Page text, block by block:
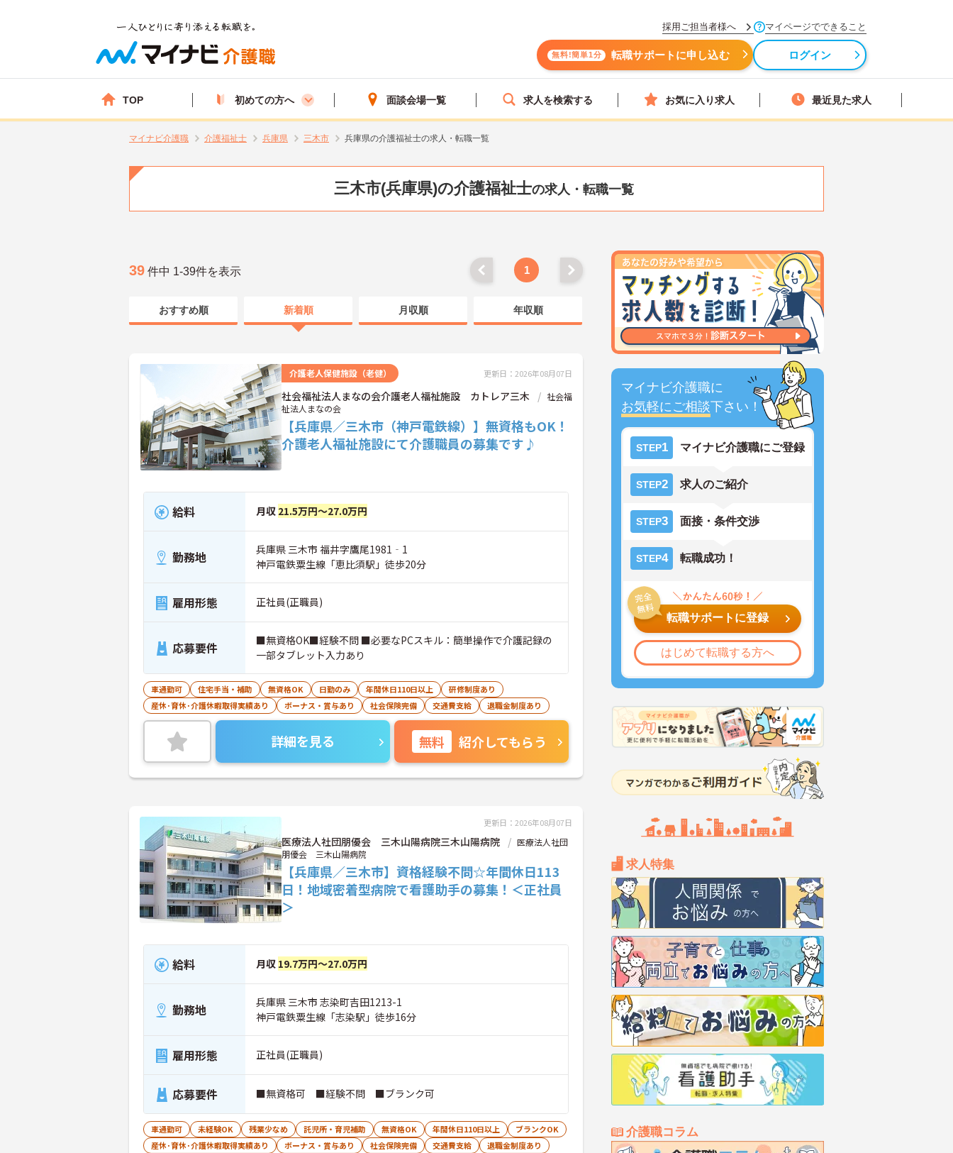
採用ご担当者様へ マイページでできること
無料!簡単1分 転職サポートに申し込む ログイン
TOP 初めての方へ 面談会場一覧 求人を検索する お気に入り求人 最近見た求人
マイナビ介護職 介護福祉士 兵庫県 三木市 兵庫県の介護福祉士の求人・転職一覧
三木市(兵庫県)の介護福祉士の求人・転職一覧
マイナビ介護職に
お気軽にご相談下さい！
STEP1 マイナビ介護職にご登録
STEP2 求人のご紹介
STEP3 面接・条件交渉
STEP4 転職成功！
転職サポートに登録
はじめて転職する方へ
求人特集
介護職コラム
39 件中 1-39件を表示 1
おすすめ順 新着順 月収順 年収順
介護老人保健施設（老健） 更新日：2026年08月07日
社会福祉法人まなの会介護老人福祉施設 カトレア三木
社会福
祉法人まなの会
【兵庫県／三木市（神戸電鉄線）】無資格もOK！
介護老人福祉施設にて介護職員の募集です♪
給料 月収 21.5万円～27.0万円
勤務地
兵庫県 三木市 福井字鷹尾1981‐1
神戸電鉄粟生線「恵比須駅」徒歩20分
雇用形態 正社員(正職員)
応募要件
■無資格OK■経験不問 ■必要なPCスキル：簡単操作で介護記録の
一部タブレット入力あり
車通勤可 住宅手当・補助 無資格OK 日勤のみ 年間休日110日以上
研修制度あり
産休･育休･介護休暇取得実績あり
ボーナス・賞与あり 社会保険完備 交通費支給 退職金制度あり
詳細を見る 無料 紹介してもらう
更新日：2026年08月07日
医療法人社団朋優会 三木山陽病院三木山陽病院
医療法人社団
朋優会 三木山陽病院
【兵庫県／三木市】資格経験不問☆年間休日113
日！地域密着型病院で看護助手の募集！＜正社員
＞
給料 月収 19.7万円～27.0万円
勤務地
兵庫県 三木市 志染町吉田1213-1
神戸電鉄粟生線「志染駅」徒歩16分
雇用形態 正社員(正職員)
応募要件 ■無資格可 ■経験不問 ■ブランク可
車通勤可 未経験OK 残業少なめ 託児所・育児補助 無資格OK 年間休日110日以上
ブランクOK
産休･育休･介護休暇取得実績あり
ボーナス・賞与あり 社会保険完備 交通費支給 退職金制度あり